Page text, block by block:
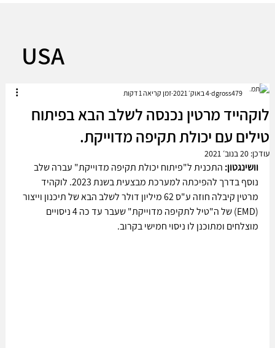
USA
לוקהייד מרטין נכנסה לשלב הבא בפיתוח
טילים עם יכולת תקיפה מדוייקת.
dgross479 4 באוק׳ 2021 זמן קריאה 1 דקות
עודכן: 20 בנוב׳ 2021
וושינגטון: התכנית ל"פיתוח יכולת תקיפה מדוייקת" עברה שלב
נוסף בדרך להפיכתה למערכת מבצעית בשנת 2023. לוקהיד
מרטין קיבלה חוזה ע"ס 62 מיליון דולר לשלב הבא של תיכנון וייצור
(EMD) של ה"טיל לתקיפה מדוייקת" שעבר עד כה 4 ניסויים
מוצלחים ומתוכנן לו ניסוי חמישי בקרוב.